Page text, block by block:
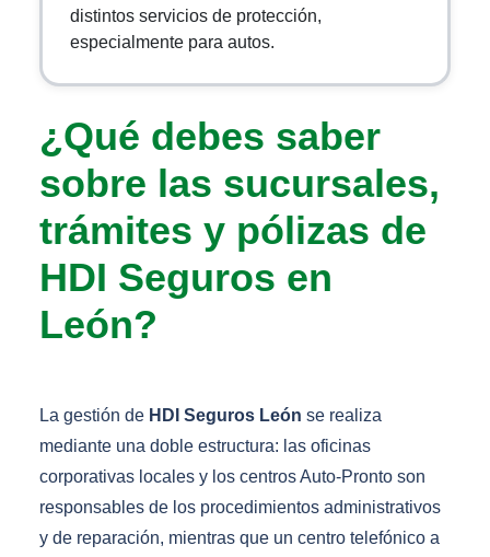
distintos servicios de protección,
especialmente para autos.
¿Qué debes saber
sobre las sucursales,
trámites y pólizas de
HDI Seguros en
León?
La gestión de HDI Seguros León se realiza
mediante una doble estructura: las oficinas
corporativas locales y los centros Auto-Pronto son
responsables de los procedimientos administrativos
y de reparación, mientras que un centro telefónico a